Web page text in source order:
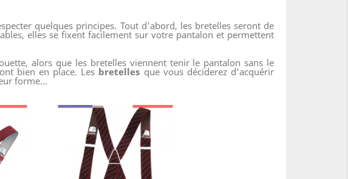
quelques principes. Tout d'abord, les bretelles seront de
elles se fixent facilement sur votre pantalon et permettent
alors que les bretelles viennent tenir le pantalon sans le
bien en place. Les bretelles que vous déciderez d'acquérir
forme...